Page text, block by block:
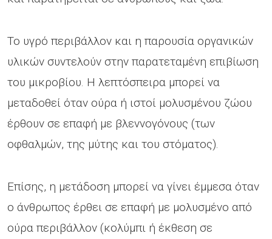
Το υγρό περιβάλλον και η παρουσία οργανικών
υλικών συντελούν στην παρατεταμένη επιβίωση
του μικροβίου. Η λεπτόσπειρα μπορεί να
μεταδοθεί όταν ούρα ή ιστοί μολυσμένου ζώου
έρθουν σε επαφή με βλεννογόνους (των
οφθαλμών, της μύτης και του στόματος).
Επίσης, η μετάδοση μπορεί να γίνει έμμεσα όταν
ο άνθρωπος έρθει σε επαφή με μολυσμένο από
ούρα περιβάλλον (κολύμπι ή έκθεση σε